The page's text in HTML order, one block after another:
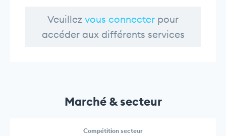
Veuillez vous connecter pour
accéder aux différents services
Marché & secteur
Compétition secteur